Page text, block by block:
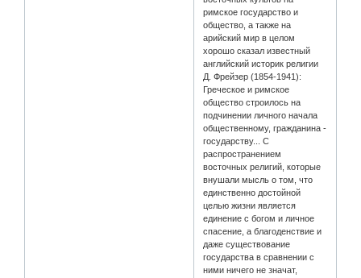
римское государство и
общество, а также на
арийский мир в целом
хорошо сказал известный
английский историк религии
Д. Фрейзер (1854-1941):
Греческое и римское
общество строилось на
подчинении личного начала
общественному, гражданина -
государству... С
распространением
восточных религий, которые
внушали мысль о том, что
единственно достойной
целью жизни является
единение с богом и личное
спасение, а благоденствие и
даже существование
государства в сравнении с
ними ничего не значат,